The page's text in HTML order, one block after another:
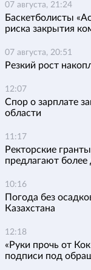
07 августа, 21:24
Баскетболисты
риска закрытия
07 августа, 20:51
Резкий рост
12:07
Спор о зарплате
области
11:17
Ректорские
предлагают более
10:16
Погода без
Казахстана
12:18
«Руки прочь от
подписи под